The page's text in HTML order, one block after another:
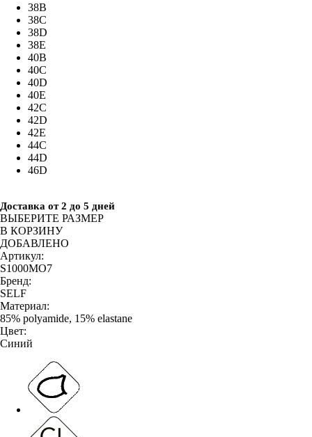
38B
38C
38D
38E
40B
40C
40D
40E
42C
42D
42E
44C
44D
46D
Доставка от 2 до 5 дней
ВЫБЕРИТЕ РАЗМЕР
В КОРЗИНУ
ДОБАВЛЕНО
Артикул:
S1000MO7
Бренд:
SELF
Материал:
85% polyamide, 15% elastane
Цвет:
Синий